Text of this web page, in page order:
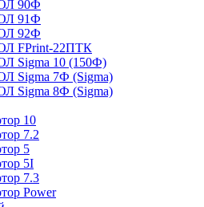
90Ф
91Ф
92Ф
FPrint-22ПТК
Sigma 10 (150Ф)
Sigma 7Ф (Sigma)
Sigma 8Ф (Sigma)
10
7.2
5
5I
7.3
Power